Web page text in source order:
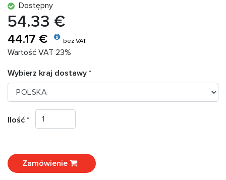
Dostępny
54.33 €
44.17 € bez VAT
Wartość VAT 23%
Wybierz kraj dostawy *
Ilość *
Zamówienie